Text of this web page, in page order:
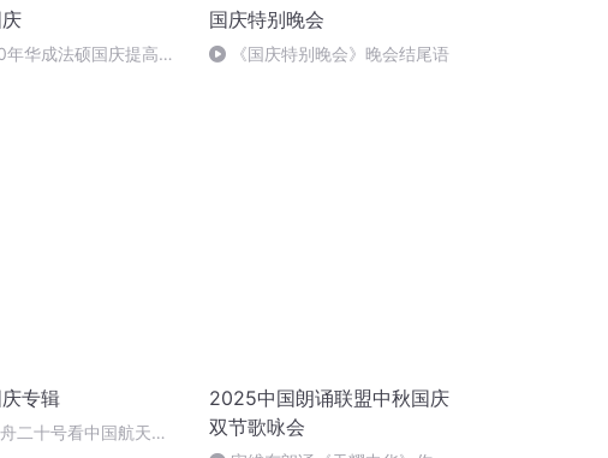
年华成法硕国庆提高班
国庆特别晚会
《国庆特别晚会》晚会结尾语
专辑
二十号看中国航天
2025中国朗诵联盟中秋国庆
双节歌咏会